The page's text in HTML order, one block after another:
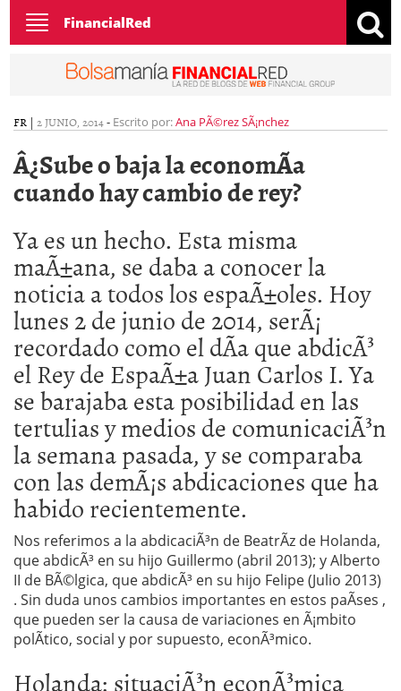
Toggle
navigation
FinancialRed
FR | 2 JUNIO, 2014- Escrito por:Ana PÃ©rez SÃ¡nchez
Â¿Sube o baja la economÃ­a
cuando hay cambio de rey?
Ya es un hecho. Esta misma
maÃ±ana, se daba a conocer la
noticia a todos los espaÃ±oles. Hoy
lunes 2 de junio de 2014, serÃ¡
recordado como el dÃ­a que abdicÃ³
el Rey de EspaÃ±a Juan Carlos I. Ya
se barajaba esta posibilidad en las
tertulias y medios de comunicaciÃ³n
la semana pasada, y se comparaba
con las demÃ¡s abdicaciones que ha
habido recientemente.
Nos referimos a la abdicaciÃ³n de BeatrÃ­z de Holanda,
que abdicÃ³ en su hijo Guillermo (abril 2013); y Alberto
II de BÃ©lgica, que abdicÃ³ en su hijo Felipe (Julio 2013)
. Sin duda unos cambios importantes en estos paÃ­ses ,
que pueden ser la causa de variaciones en Ã¡mbito
polÃ­tico, social y por supuesto, econÃ³mico.
Holanda: situaciÃ³n econÃ³mica